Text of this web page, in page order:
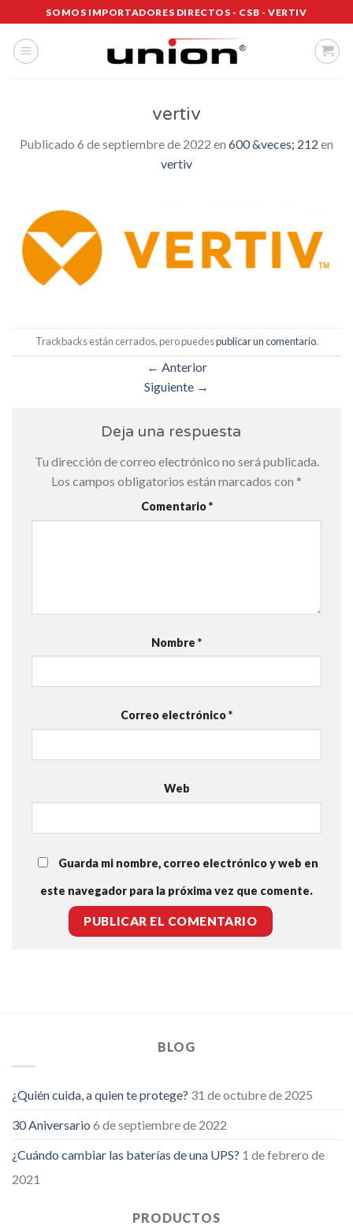
al
contenido
SOMOS IMPORTADORES DIRECTOS - CSB - VERTIV
vertiv
Publicado 6 de septiembre de 2022 en 600 &veces; 212 en
vertiv
Trackbacks están cerrados, pero puedespublicar un comentario.
← Anterior
Siguiente →
Deja una respuesta
Tu dirección de correo electrónico no será publicada.
Los campos obligatorios están marcados con *
Comentario*
Nombre *
Correo electrónico*
Web
Guarda mi nombre, correo electrónico y web en
este navegador para la próxima vez que comente.
BLOG
¿Quién cuida, a quien te protege? 31 de octubre de 2025
30 Aniversario 6 de septiembre de 2022
¿Cuándo cambiar las baterías de una UPS? 1 de febrero de
2021
PRODUCTOS